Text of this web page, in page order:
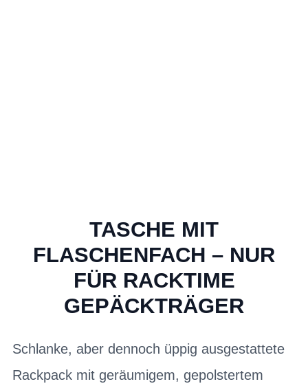
TASCHE MIT
FLASCHENFACH – NUR
FÜR RACKTIME
GEPÄCKTRÄGER
Schlanke, aber dennoch üppig ausgestattete
Rackpack mit geräumigem, gepolstertem